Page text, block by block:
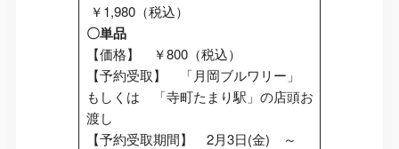
￥1,980（税込）
〇単品
【価格】 ￥800（税込）
【予約受取】 「月岡ブルワリー」
もしくは 「寺町たまり駅」の店頭お
渡し
【予約受取期間】 2月3日(金) ～